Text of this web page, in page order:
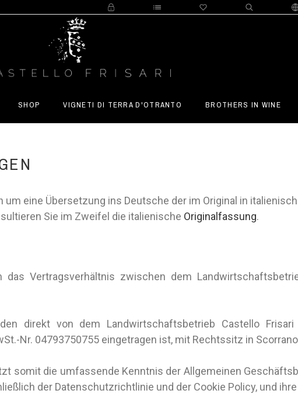
SHOP VIGNETI DI TERRA D'OTRANTO BROTHERS IN WINE
eine Übersetzung ins Deutsche der im Original in
Sie im Zweifel die italienische Originalfassung.
das Vertragsverhältnis zwischen dem
direkt von dem Landwirtschaftsbetrieb Castello
Nr. 04793750755 eingetragen ist, mit Rechtssitz in Scorrano
somit die umfassende Kenntnis der Allgemeinen
der Datenschutzrichtlinie und der Cookie Policy, und